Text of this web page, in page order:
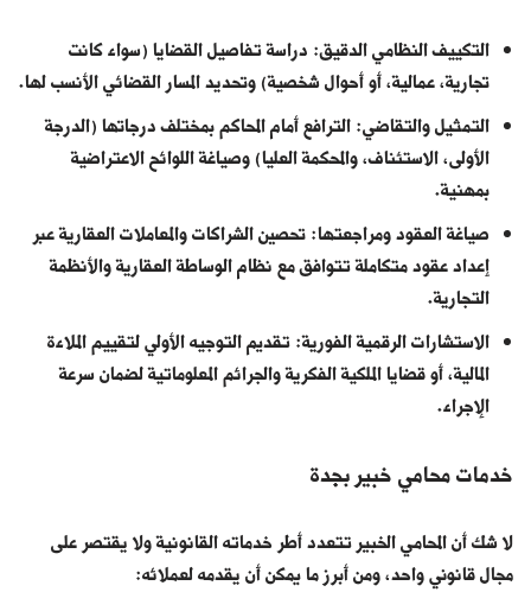
التكييف النظامي الدقيق: دراسة تفاصيل القضايا (سواء كانت
تجارية، عمالية، أو أحوال شخصية) وتحديد المسار القضائي الأنسب لها.
التمثيل والتقاضي: الترافع أمام المحاكم بمختلف درجاتها (الدرجة
الأولى، الاستئناف، والمحكمة العليا) وصياغة اللوائح الاعتراضية
بمهنية.
صياغة العقود ومراجعتها: تحصين الشراكات والمعاملات العقارية عبر
إعداد عقود متكاملة تتوافق مع نظام الوساطة العقارية والأنظمة
التجارية.
الاستشارات الرقمية الفورية: تقديم التوجيه الأولي لتقييم الملاءة
المالية، أو قضايا الملكية الفكرية والجرائم المعلوماتية لضمان سرعة
الإجراء.
خدمات محامي خبير بجدة
لا شك أن المحامي الخبير تتعدد أطر خدماته القانونية ولا يقتصر على
مجال قانوني واحد، ومن أبرز ما يمكن أن يقدمه لعملائه: